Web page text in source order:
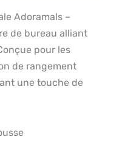
Adoramals –
de bureau alliant
pour les
de rangement
une touche de